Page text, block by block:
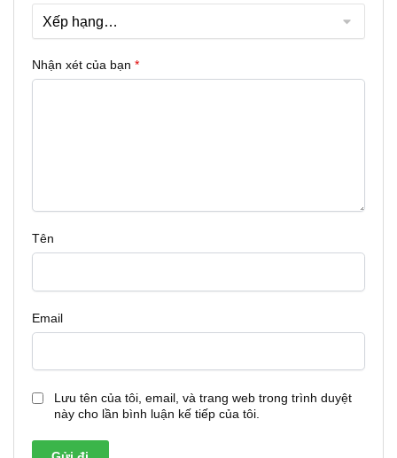
Nhận xét của bạn *
Tên
Email
Lưu tên của tôi, email, và trang web trong trình duyệt
này cho lần bình luận kế tiếp của tôi.